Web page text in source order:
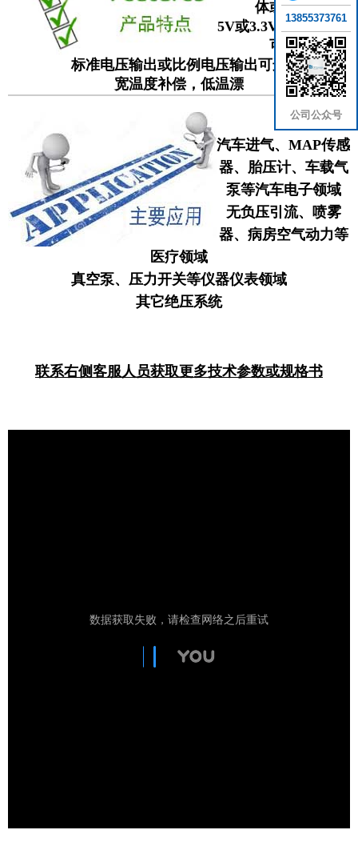
体或液体
5V或3.3V或3.0V供电
可选
标准电压输出或比例电压输出可选
宽温度补偿，低温漂
汽车进气、 MAP传感
器、
胎压计、 车载气
泵等汽车电子领域
无负压引流、喷雾
器、病房空气动力等
医疗领域
真空泵、压力开关等仪器仪表领域
其它绝压系统
联系右侧客服人员获取更多技术参数或规格书
13855373761
公司公众号